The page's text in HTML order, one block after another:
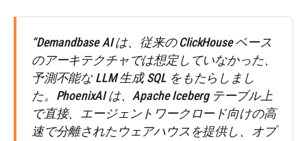
“Demandbase AI は、従来の ClickHouse ベース
のアーキテクチャでは想定していなかった、
予測不能な LLM 生成 SQL をもたらしまし
た。PhoenixAI は、Apache Iceberg テーブル上
で直接、エージェントワークロード向けの高
速で分離されたウェアハウスを提供し、オプ